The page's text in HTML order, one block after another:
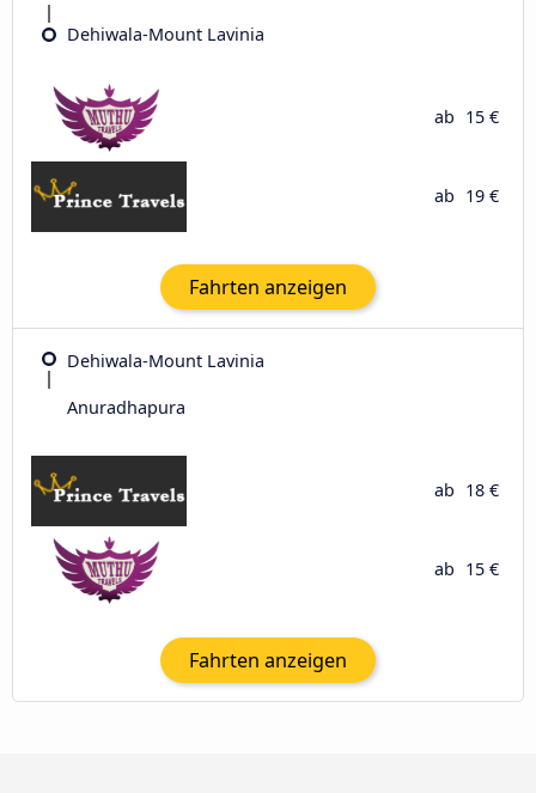
Dehiwala-Mount Lavinia
ab 15 €
ab 19 €
Fahrten anzeigen
Dehiwala-Mount Lavinia
Anuradhapura
ab 18 €
ab 15 €
Fahrten anzeigen